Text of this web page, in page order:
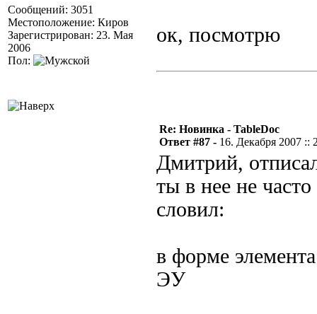
Сообщений: 3051
Местоположение: Киров
Зарегистрирован: 23. Мая
2006
Пол:
ок, посмотрю
Re: Новинка - TableDoc
Ответ #87 - 16. Декабря 2007 ::
Дмитрий,
ты в нее не
словил:
в форме
ЭУ